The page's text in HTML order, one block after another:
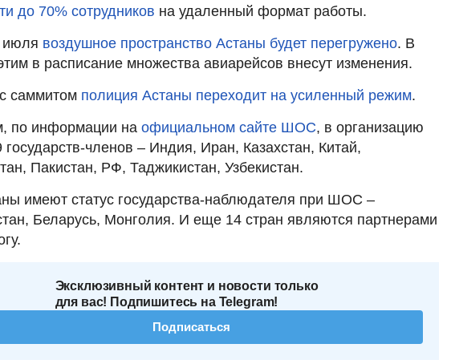
до 70% сотрудников на удаленный формат работы.
июля воздушное пространство Астаны будет перегружено. В
в расписание множества авиарейсов внесут изменения.
саммитом полиция Астаны переходит на усиленный режим.
по информации на официальном сайте ШОС, в организацию
государств-членов – Индия, Иран, Казахстан, Китай,
Пакистан, РФ, Таджикистан, Узбекистан.
имеют статус государства-наблюдателя при ШОС –
Беларусь, Монголия. И еще 14 стран являются партнерами
Эксклюзивный контент и новости только
для вас! Подпишитесь на Telegram!
Подписаться